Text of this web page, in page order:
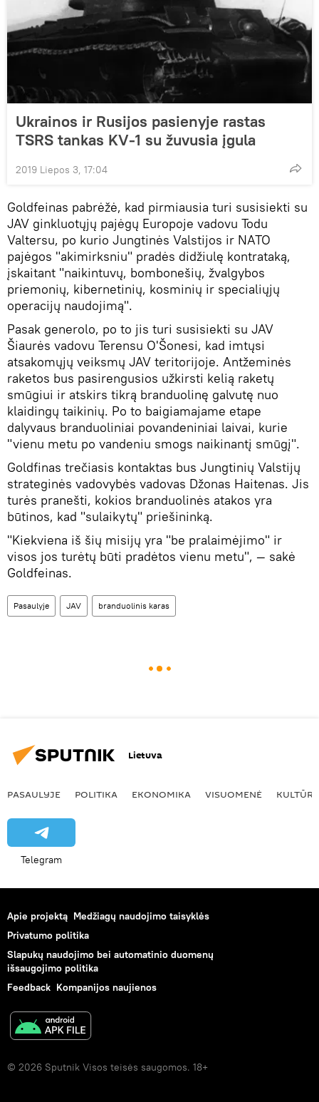
Ukrainos ir Rusijos pasienyje rastas
TSRS tankas KV-1 su žuvusia įgula
2019 Liepos 3, 17:04
Goldfeinas pabrėžė, kad pirmiausia turi susisiekti su
JAV ginkluotųjų pajėgų Europoje vadovu Todu
Valtersu, po kurio Jungtinės Valstijos ir NATO
pajėgos "akimirksniu" pradės didžiulę kontrataką,
įskaitant "naikintuvų, bombonešių, žvalgybos
priemonių, kibernetinių, kosminių ir specialiųjų
operacijų naudojimą".
Pasak generolo, po to jis turi susisiekti su JAV
Šiaurės vadovu Terensu O'Šonesi, kad imtųsi
atsakomųjų veiksmų JAV teritorijoje. Antžeminės
raketos bus pasirengusios užkirsti kelią raketų
smūgiui ir atskirs tikrą branduolinę galvutę nuo
klaidingų taikinių. Po to baigiamajame etape
dalyvaus branduoliniai povandeniniai laivai, kurie
"vienu metu po vandeniu smogs naikinantį smūgį".
Goldfinas trečiasis kontaktas bus Jungtinių Valstijų
strateginės vadovybės vadovas Džonas Haitenas. Jis
turės pranešti, kokios branduolinės atakos yra
būtinos, kad "sulaikytų" priešininką.
"Kiekviena iš šių misijų yra "be pralaimėjimo" ir
visos jos turėtų būti pradėtos vienu metu", — sakė
Goldfeinas.
Pasaulyje JAV branduolinis karas
Lietuva
PASAULYJE POLITIKA EKONOMIKA VISUOMENĖ KULTŪRA
Telegram
Apie projektą Medžiagų naudojimo taisyklės
Privatumo politika
Slapukų naudojimo bei automatinio duomenų
išsaugojimo politika
Feedback Kompanijos naujienos
© 2026 Sputnik Visos teisės saugomos. 18+